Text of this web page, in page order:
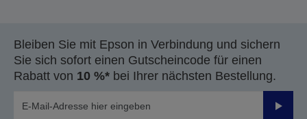
Bleiben Sie mit Epson in Verbindung und sichern
Sie sich sofort einen Gutscheincode für einen
Rabatt von 10 %* bei Ihrer nächsten Bestellung.